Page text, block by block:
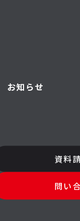
お知らせ
資料
問い